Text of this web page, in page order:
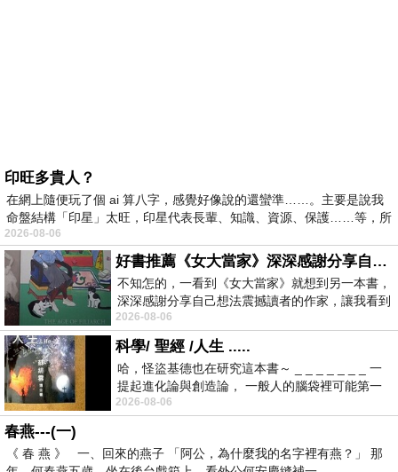
印旺多貴人？
在網上隨便玩了個 ai 算八字，感覺好像說的還蠻準……。主要是說我
命盤結構「印星」太旺，印星代表長輩、知識、資源、保護……等，所
2026-08-06
好書推薦《女大當家》深深感謝分享自己想法震撼讀者的作家，讓我看到不同樣貌的家庭！
不知怎的，一看到《女大當家》就想到另一本書，
深深感謝分享自己想法震撼讀者的作家，讓我看到
不同樣貌的家庭！ 《女大
2026-08-06
科學/ 聖經 /人生 .....
哈，怪盜基德也在研究這本書～ _ _ _ _ _ _ _ 一
提起進化論與創造論， 一般人的腦袋裡可能第一
時間就有「 進化論很科
2026-08-06
春燕---(一)
《 春 燕 》 一、回來的燕子 「阿公，為什麼我的名字裡有燕？」 那